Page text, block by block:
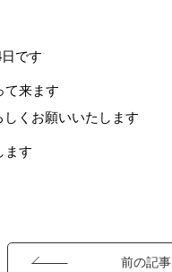
です
て来ます
くお願いいたします
ます
前の記事